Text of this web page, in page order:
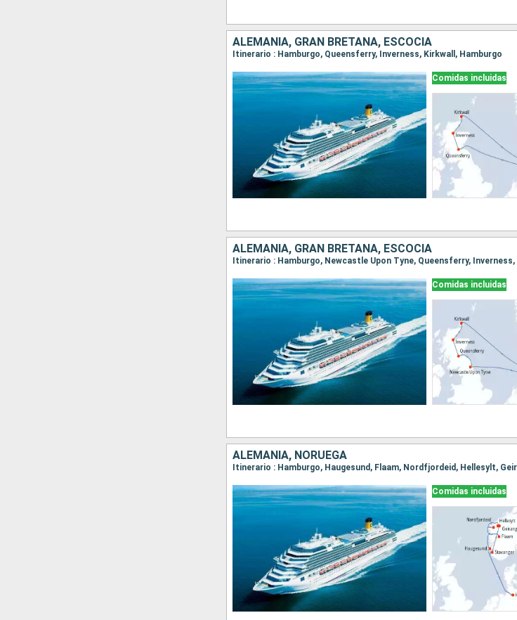
ALEMANIA, GRAN BRETAÑA, ESCOCIA
Itinerario : Hamburgo, Queensferry, Inverness, Kirkwall, Hamburgo
Comidas incluidas
ALEMANIA, GRAN BRETAÑA, ESCOCIA
Itinerario : Hamburgo, Newcastle Upon Tyne, Queensferry,
Comidas incluidas
ALEMANIA, NORUEGA
Itinerario : Hamburgo, Haugesund, Flaam, Nordfjordeid, Hellesylt,
Comidas incluidas